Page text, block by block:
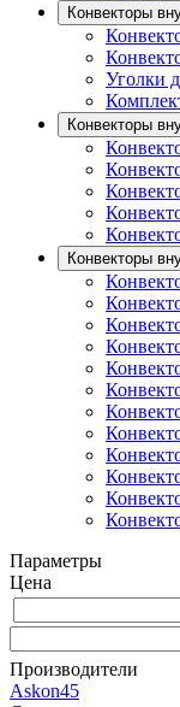
Конвекторы
Уголки
Конвекторы
Конвекторы
Параметры
Цена
Производители
Askon45